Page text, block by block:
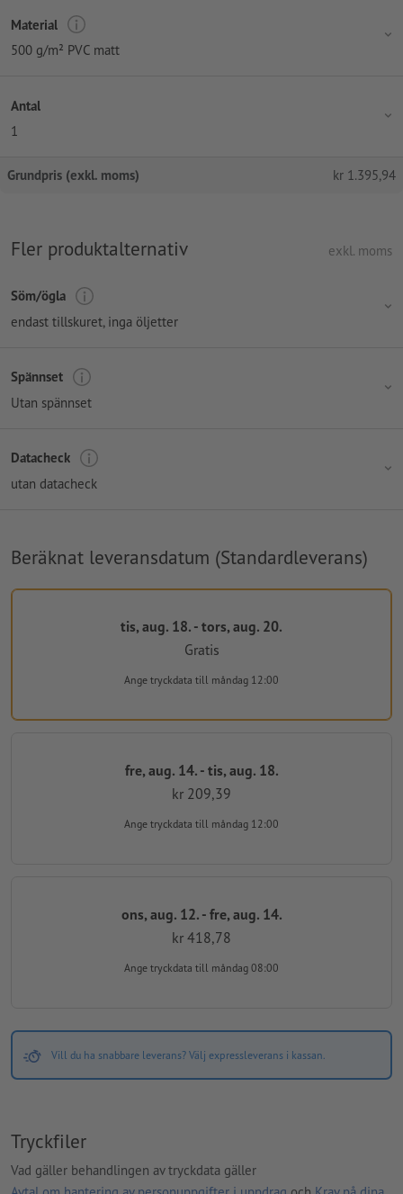
Material
500 g/m² PVC matt
Antal
1
Grundpris (exkl. moms) kr 1.395,94
Fler produktalternativ exkl. moms
Söm/ögla
endast tillskuret, inga öljetter
Spännset
Utan spännset
Datacheck
utan datacheck
Beräknat leveransdatum (Standardleverans)
tis, aug. 18. - tors, aug. 20.
Gratis
Ange tryckdata till måndag 12:00
fre, aug. 14. - tis, aug. 18.
kr 209,39
Ange tryckdata till måndag 12:00
ons, aug. 12. - fre, aug. 14.
kr 418,78
Ange tryckdata till måndag 08:00
Vill du ha snabbare leverans? Välj expressleverans i kassan.
Tryckfiler
Vad gäller behandlingen av tryckdata gäller